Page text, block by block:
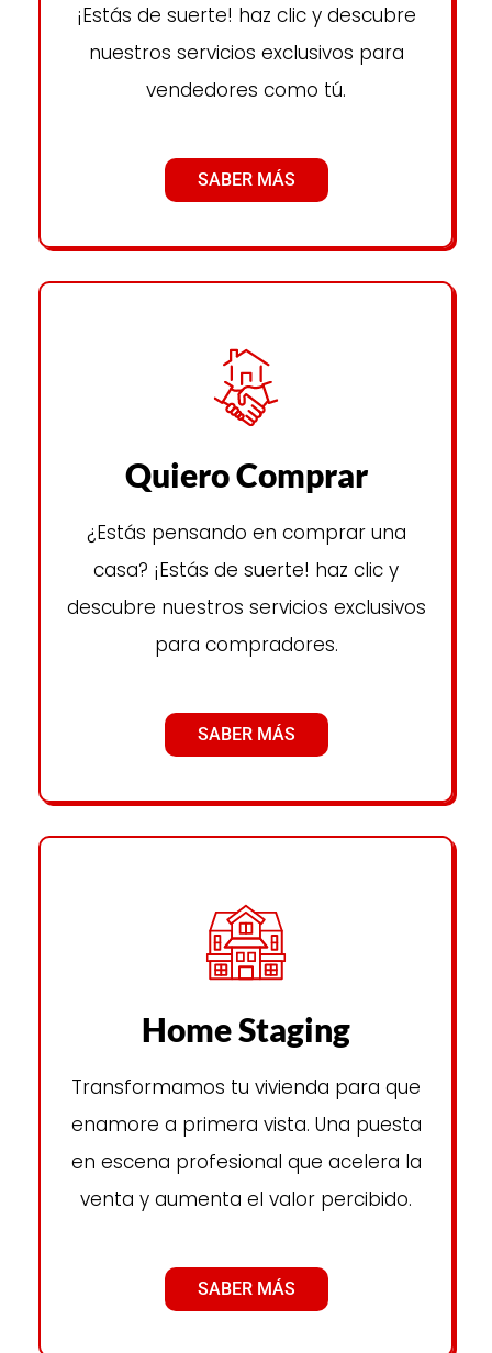
¡Estás de suerte! haz clic y descubre
nuestros servicios exclusivos para
vendedores como tú.
SABER MÁS
Quiero Comprar
¿Estás pensando en comprar una
casa? ¡Estás de suerte! haz clic y
descubre nuestros servicios exclusivos
para compradores.
SABER MÁS
Home Staging
Transformamos tu vivienda para que
enamore a primera vista. Una puesta
en escena profesional que acelera la
venta y aumenta el valor percibido.
SABER MÁS